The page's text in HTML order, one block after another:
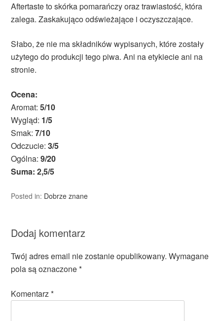
Aftertaste to skórka pomarańczy oraz trawiastość, która
zalega. Zaskakująco odświeżające i oczyszczające.
Słabo, że nie ma składników wypisanych, które zostały
użytego do produkcji tego piwa. Ani na etykiecie ani na
stronie.
Ocena:
Aromat:5/10
Wygląd: 1/5
Smak:7/10
Odczucie:3/5
Ogólna:9/20
Suma: 2,5/5
Posted in: Dobrze znane
Dodaj komentarz
Twój adres email nie zostanie opublikowany. Wymagane
pola są oznaczone*
Komentarz*